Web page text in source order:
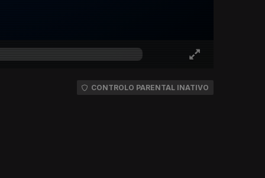
CONTROLO PARENTAL INATIVO